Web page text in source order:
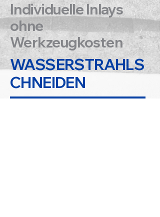
Individuelle Inlays
ohne
Werkzeugkosten
WASSERSTRAHLS
CHNEIDEN